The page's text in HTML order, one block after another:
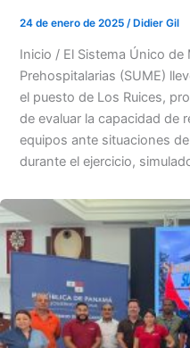
24 de enero de 2025 / Didier Gil
Inicio / El Sistema Único
Prehospitalarias (SUME)
el puesto de Los Ruices,
de evaluar la capacidad de
equipos ante situaciones
durante el ejercicio,